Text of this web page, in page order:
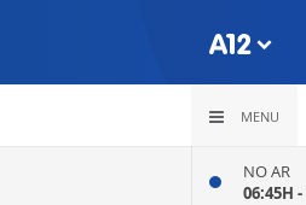
MENU
NO AR
06:45H -